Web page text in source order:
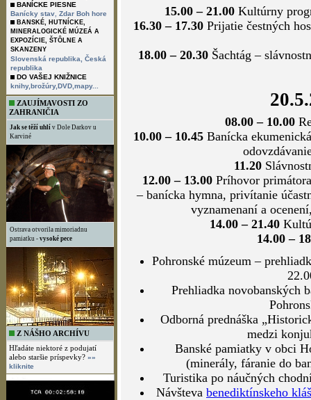
BANÍCKE PIESNE
Banícky stav Zdar Boh hore
BANSKÉ, HUTNÍCKE,
MINERALOGICKÉ MÚZEÁ A
EXPOZÍCIE, ŠTÔLNE A
SKANZENY
Slovenská republika,
Česká
republika
DO VAŠEJ KNIŽNICE
knihy,brožúry,DVD,mapy...
ZAUJÍMAVOSTI ZO
ZAHRANIČIA
Jak se těží uhlí v Dole Darkov u
Karviné
Ostrava otvorila mimoriadnu
pamiatku - vysoké pece
Z NÁŠHO ARCHÍVU
Hľadáte niektoré z podujatí
alebo staršie príspevky? »»
kliknite
15.00 – 21.00 Kultúrny
16.30 – 17.30Prijatie čestných
18.00 – 20.30Šachtág –
08.00 – 10.00
10.00 – 10.45Banícka
11.20
12.00 – 13.00 Príhovor
– banícka hymna, privítanie
vyznamenaní a
14.00 – 21.40
14.00 –
Pohronské múzeum –
Prehliadka novobanských
Odborná prednáška
medzi
Banské pamiatky v obci
(minerály, fáranie do
Turistika po náučných
Návšteva benediktínskeho